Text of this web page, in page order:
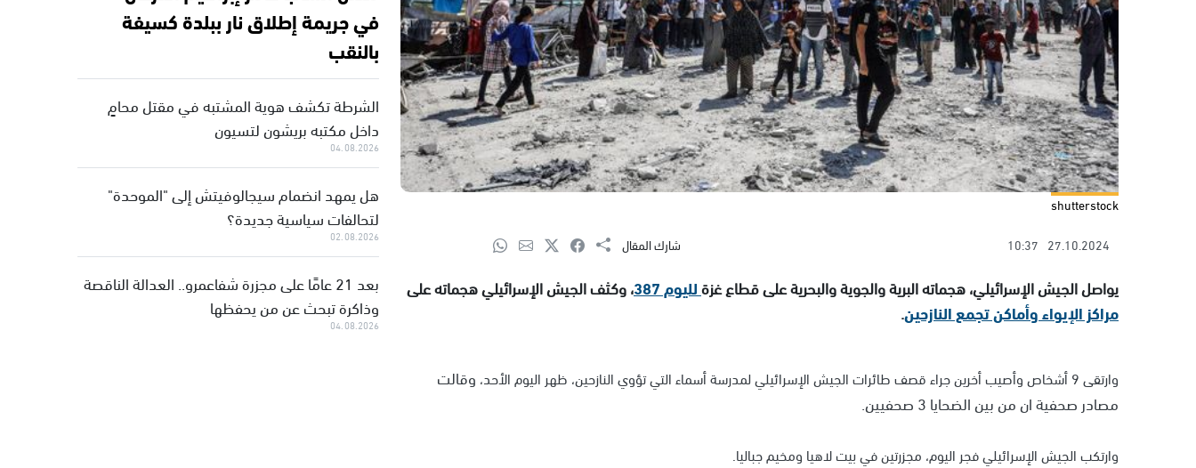
shutterstock
27.10.2024
10:37 شارك المقال
يواصل الجيش الإسرائيلي، هجماته البرية والجوية والبحرية على قطاع غزةلليوم 387
، وكثف الجيش الإسرائيلي هجماته على
مراكز الإيواء وأماكن تجمع النازحين.
وارتقى
وقالت
مصادر صحفية ان من بين الضحايا 3 صحفيين.
وارتكب الجيش الإسرائيلي فجر اليوم، مجزرتين في بيت لاهيا ومخيم جباليا.
في جريمة إطلاق نار ببلدة كسيفة
بالنقب
الشرطة تكشف هوية المشتبه في مقتل محامٍ
داخل مكتبه بريشون لتسيون
04.08.2026
هل يمهد انضمام سيجالوفيتش إلى "الموحدة"
لتحالفات سياسية جديدة؟
02.08.2026
بعد 21 عامًا على مجزرة شفاعمرو.. العدالة الناقصة
وذاكرة تبحث عن من يحفظها
04.08.2026